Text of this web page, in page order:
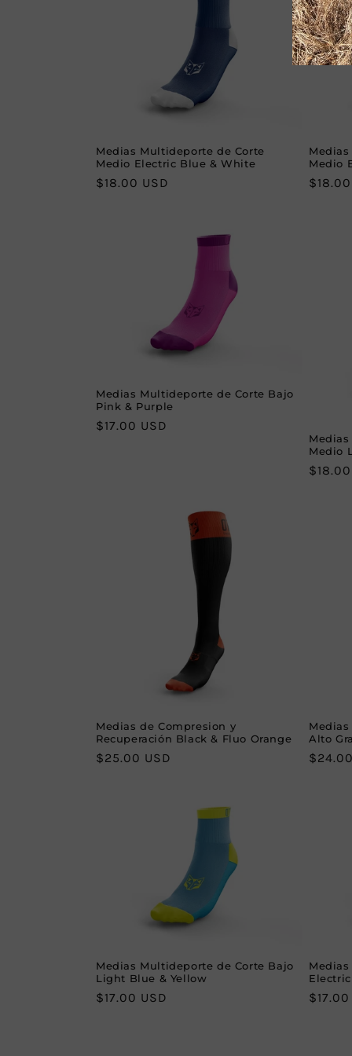
o
n
Medias Multideporte de Corte
Medio Electric Blue & White
Regular
$18.00 USD
Medio
Medias Multideporte de Corte Bajo
Pink & Purple
Regular
$17.00 USD
Medio
Medias de Compresion y
Recuperación Black & Fluo Orange
Regular
$25.00 USD
Alto
Regular
Medias Multideporte de Corte Bajo
Light Blue & Yellow
Regular
$17.00 USD $17.00